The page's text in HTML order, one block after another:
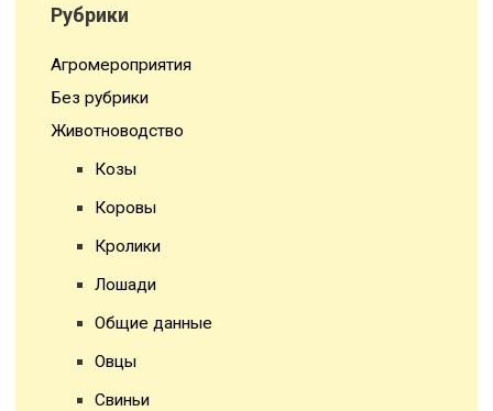
Рубрики
Агромероприятия
Без рубрики
Животноводство
Козы
Коровы
Кролики
Лошади
Общие данные
Овцы
Свиньи